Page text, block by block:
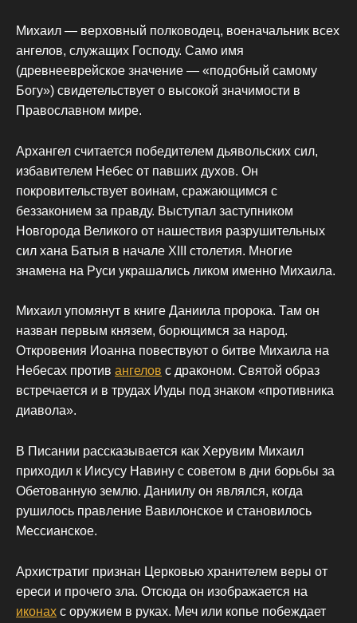
Михаил — верховный полководец, военачальник всех
ангелов, служащих Господу. Само имя
(древнееврейское значение — «подобный самому
Богу») свидетельствует о высокой значимости в
Православном мире.
Архангел считается победителем дьявольских сил,
избавителем Небес от павших духов. Он
покровительствует воинам, сражающимся с
беззаконием за правду. Выступал заступником
Новгорода Великого от нашествия разрушительных
сил хана Батыя в начале XIII столетия. Многие
знамена на Руси украшались ликом именно Михаила.
Михаил упомянут в книге Даниила пророка. Там он
назван первым князем, борющимся за народ.
Откровения Иоанна повествуют о битве Михаила на
Небесах против ангелов с драконом. Святой образ
встречается и в трудах Иуды под знаком «противника
диавола».
В Писании рассказывается как Херувим Михаил
приходил к Иисусу Навину с советом в дни борьбы за
Обетованную землю. Даниилу он являлся, когда
рушилось правление Вавилонское и становилось
Мессианское.
Архистратиг признан Церковью хранителем веры от
ереси и прочего зла. Отсюда он изображается на
иконах с оружием в руках. Меч или копье побеждает